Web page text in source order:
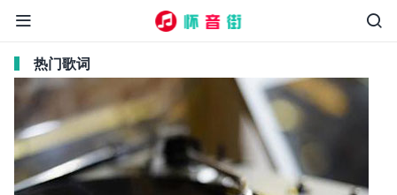


热门歌词